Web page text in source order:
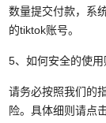
数量提交付款，系
的tiktok账号。
5、如何安全的使用
请务必按照我们的
险。具体细则请点